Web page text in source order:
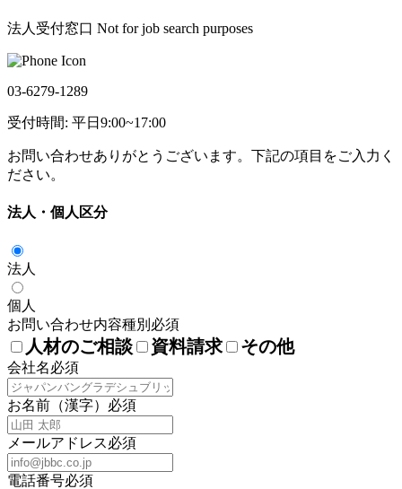
法人受付窓口 Not for job search purposes
03-6279-1289
受付時間: 平日9:00~17:00
お問い合わせありがとうございます。下記の項目をご入力く
ださい。
法人・個人区分
法人
個人
お問い合わせ内容種別 必須
人材のご相談 資料請求 その他
会社名必須
お名前（漢字） 必須
メールアドレス必須
電話番号必須